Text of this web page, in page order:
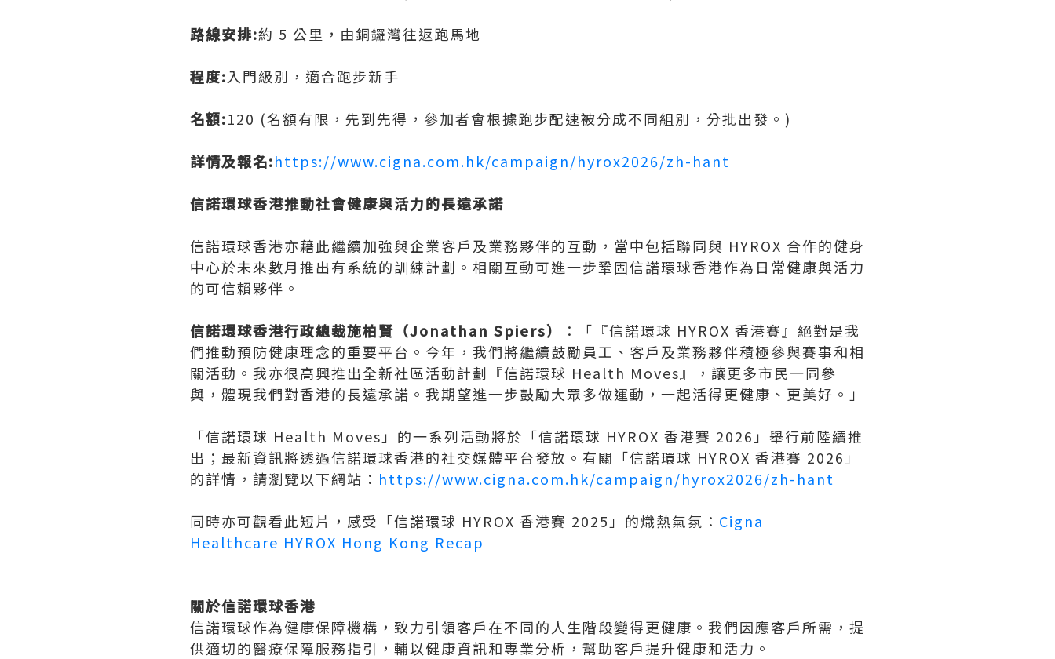
路線安排:約 5 公里，由銅鑼灣往返跑馬地
程度:入門級別，適合跑步新手
名額:120 (名額有限，先到先得，參加者會根據跑步配速被分成不同組別，分批出發。)
詳情及報名:https://www.cigna.com.hk/campaign/hyrox2026/zh-hant
信諾環球香港推動社會健康與活力的長遠承諾
信諾環球香港亦藉此繼續加強與企業客戶及業務夥伴的互動，當中包括聯同與 HYROX 合作的健身
中心於未來數月推出有系統的訓練計劃。相關互動可進一步鞏固信諾環球香港作為日常健康與活力
的可信賴夥伴。
信諾環球香港行政總裁施柏賢（Jonathan Spiers）
：「『信諾環球 HYROX 香港賽』絕對是我
們推動預防健康理念的重要平台。今年，我們將繼續鼓勵員工、客戶及業務夥伴積極參與賽事和相
關活動。我亦很高興推出全新社區活動計劃『信諾環球 Health Moves』，讓更多市民一同參
與，體現我們對香港的長遠承諾。我期望進一步鼓勵大眾多做運動，一起活得更健康、更美好。」
「信諾環球 Health Moves」的一系列活動將於「信諾環球 HYROX 香港賽 2026」舉行前陸續推
出；最新資訊將透過信諾環球香港的社交媒體平台發放。有關「信諾環球 HYROX 香港賽 2026」
的詳情，請瀏覽以下網站： https://www.cigna.com.hk/campaign/hyrox2026/zh-hant
同時亦可觀看此短片，感受「信諾環球 HYROX 香港賽 2025」的熾熱氣氛： Cigna
Healthcare HYROX Hong Kong Recap
關於信諾環球香港
信諾環球作為健康保障機構，致力引領客戶在不同的人生階段變得更健康。我們因應客戶所需，提
供適切的醫療保障服務指引，輔以健康資訊和專業分析，幫助客戶提升健康和活力。